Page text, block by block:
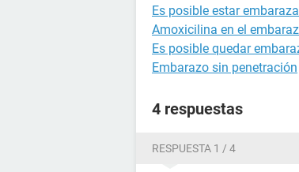
Es posible estar
Amoxicilina en el
Es posible quedar
Embarazo sin penetración
4 respuestas
RESPUESTA 1 / 4